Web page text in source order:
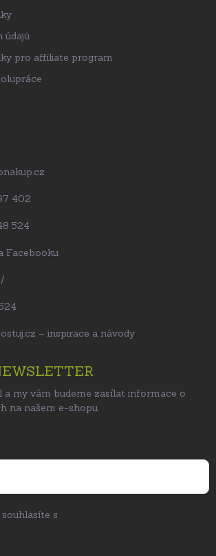
údajů
pro affiliate program
402
524
Facebooku
– inspirace a návody
my vám budeme zasílat informace o
na našem e-shopu.
s